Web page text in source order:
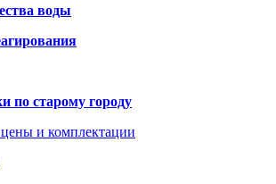
воды
по старому городу
и комплектации